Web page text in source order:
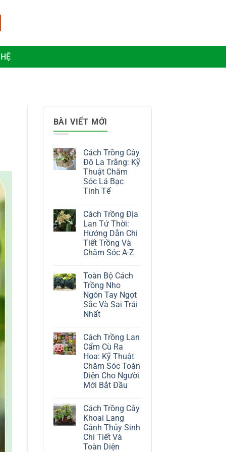
BÀI VIẾT MỚI
Cách Trồng Cây
Đô La Trắng: Kỹ
Thuật Chăm
Sóc Lá Bạc
Tinh Tế
bình
luận
ở
Cách
Trồng
Cây
Đô
Kỹ
Thuật
Chăm
Sóc
Lá
Bạc
Tinh
Cách Trồng Địa
Lan Tứ Thời:
Hướng Dẫn Chi
Tiết Trồng Và
Chăm Sóc A-Z
bình
luận
Cách
Trồng
Địa
Lan
Hướng
Dẫn
Chi
Tiết
Trồng
Và
Chăm
Sóc
A-
Toàn Bộ Cách
Trồng Nho
Ngón Tay Ngọt
Sắc Và Sai Trái
Nhất
bình
luận
ở
Toàn
Bộ
Cách
Trồng
Nho
Ngón
Sắc
Và
Sai
Trái
Nhất
Cách Trồng Lan
Cẩm Cù Ra
Hoa: Kỹ Thuật
Chăm Sóc Toàn
Diện Cho Người
Mới Bắt Đầu
bình
luận
ở
Cách
Trồng
Lan
Cẩm
Cách Trồng Cây
Khoai Lang
Cảnh Thủy Sinh
Chi Tiết Và
Toàn Diện